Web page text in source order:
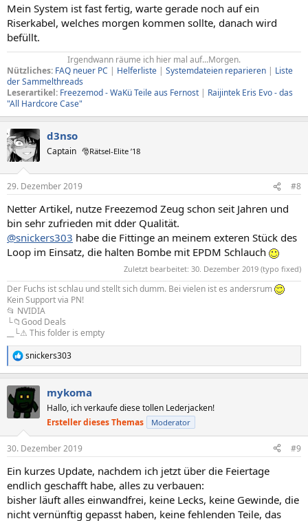
Mein System ist fast fertig, warte gerade noch auf ein
Riserkabel, welches morgen kommen sollte, danach wird
befüllt.
Irgendwann räume ich hier mal auf...Morgen.​
Nützliches: FAQ neuer PC | Helferliste | Systemdateien reparieren | Liste
der Sammelthreads
Leserartikel: Freezemod - WaKü Teile aus Fernost | Raijintek Eris Evo - das
"All Hardcore Case"
d3nso
Captain 🎅Rätsel-Elite ’18
29. Dezember 2019 #8
Netter Artikel, nutze Freezemod Zeug schon seit Jahren und
bin sehr zufrieden mit dder Qualität.
@snickers303 habe die Fittinge an meinem exteren Stück des
Loop im Einsatz, die halten Bombe mit EPDM Schlauch
Zuletzt bearbeitet: 30. Dezember 2019 (typo fixed)
Der Fuchs ist schlau und stellt sich dumm. Bei vielen ist es andersrum
Kein Support via PN!
📂 NVIDIA
└📁Good Deals
__└⚠ This folder is empty
R
e
k
t
i
n
e
n
:
snickers303
mykoma
Hallo, ich verkaufe diese tollen Lederjacken!
Ersteller dieses Themas
Moderator
30. Dezember 2019 #9
Ein kurzes Update, nachdem ich jetzt über die Feiertage
endlich geschafft habe, alles zu verbauen:
bisher läuft alles einwandfrei, keine Lecks, keine Gewinde, die
nicht vernünftig gepasst haben, keine fehlenden Teile, das